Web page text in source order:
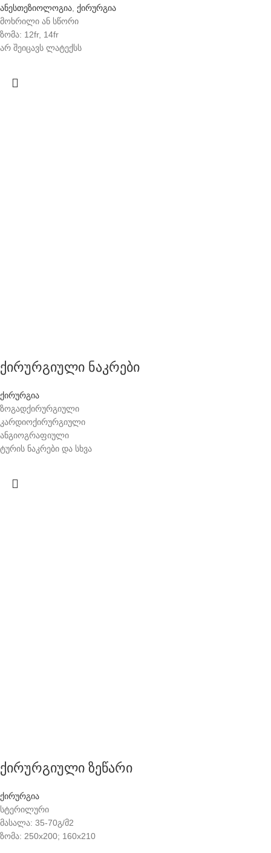
ანესთეზიოლოგია, ქირურგია
მოხრილი ან სწორი
ზომა: 12fr, 14fr
არ შეიცავს ლატექსს
ქირურგიული ნაკრები
ქირურგია
ზოგადქირურგიული
კარდიოქირურგიული
ანგიოგრაფიული
ტურის ნაკრები და სხვა
ქირურგიული ზეწარი
ქირურგია
სტერილური
მასალა: 35-70გ/მ2
ზომა: 250x200; 160x210